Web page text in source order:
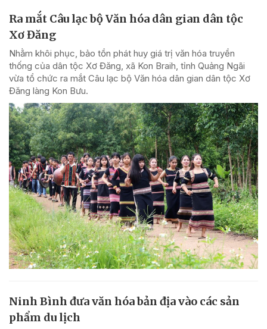
Ra mắt Câu lạc bộ Văn hóa dân gian dân tộc
Xơ Đăng
Nhằm khôi phục, bảo tồn phát huy giá trị văn hóa truyền
thống của dân tộc Xơ Đăng, xã Kon Braih, tỉnh Quảng Ngãi
vừa tổ chức ra mắt Câu lạc bộ Văn hóa dân gian dân tộc Xơ
Đăng làng Kon Bưu.
Ninh Bình đưa văn hóa bản địa vào các sản
phẩm du lịch